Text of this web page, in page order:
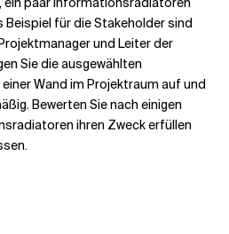
Beispiel für die Stakeholder sind
und Leiter der
Sie die ausgewählten
Wand im Projektraum auf und
Bewerten Sie nach einigen
ihren Zweck erfüllen